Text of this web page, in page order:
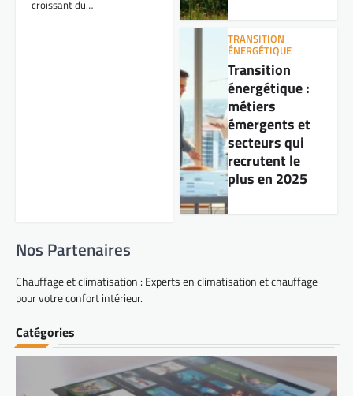
croissant du…
TRANSITION
ÉNERGÉTIQUE
Transition
énergétique :
métiers
émergents et
secteurs qui
recrutent le
plus en 2025
Nos Partenaires
Chauffage et climatisation : Experts en climatisation et chauffage
pour votre confort intérieur.
Catégories